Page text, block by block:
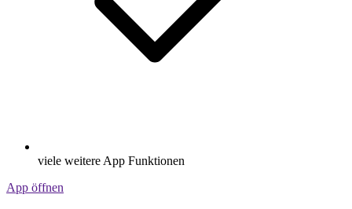
viele weitere App Funktionen
App öffnen